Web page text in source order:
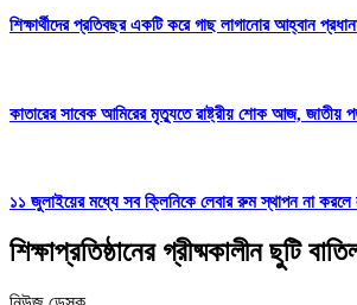
শিক্ষার্থীদের প্রতিবছর একটি করে গাছ লাগানোর আহ্বান
কাতারের সাবেক আমিরের মৃত্যুতে রাষ্ট্রীয় শোক আজ, জাতীয়
১১ জুলাইয়ের মধ্যে সব ক্লিনিকে লেবার রুম স্থাপন না করলে
শিক্ষাপ্রতিষ্ঠানের গ্রীষ্মকালীন ছুটি